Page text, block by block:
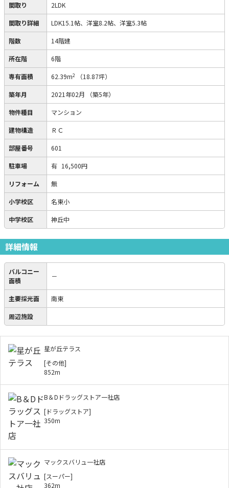
間取り 2LDK
間取り詳細 LDK15.1帖、洋室8.2帖、洋室5.3帖
階数 14階建
所在階 6階
専有面積 62.39m2 （18.87坪）
築年月 2021年02月 （築5年）
物件種目 マンション
建物構造 ＲＣ
部屋番号 601
駐車場 有 16,500円
リフォーム 無
小学校区 名東小
中学校区 神丘中
詳細情報
バルコニー
面積
－
主要採光面 南東
周辺施設
星が丘テラス
[その他]
852m
B＆Dドラッグストア一社店
[ドラッグストア]
350m
マックスバリュ一社店
[スーパー]
362m